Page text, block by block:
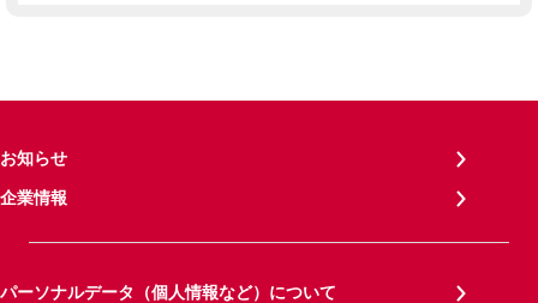
お知らせ
企業情報
パーソナルデータ（個人情報など）について